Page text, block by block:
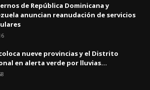
de República Dominicana y
anuncian reanudación de servicios
coloca nueve provincias y el Distrito
en alerta verde por lluvias...